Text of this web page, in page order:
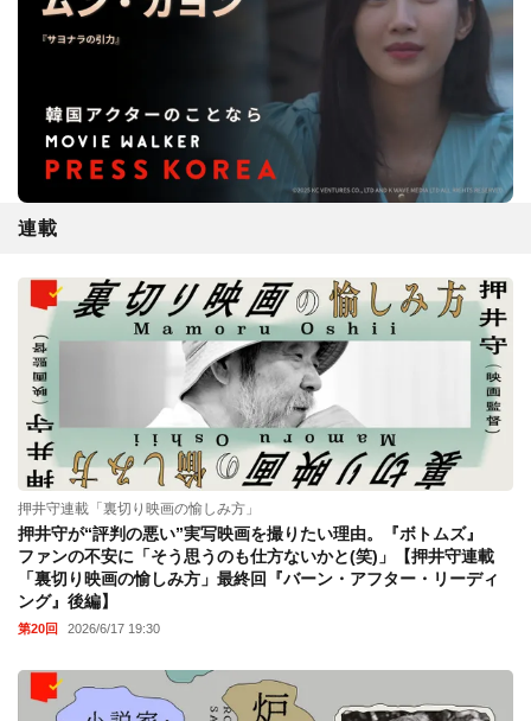
連載
押井守連載「裏切り映画の愉しみ方」
押井守が“評判の悪い”実写映画を撮りたい理由。『ボトムズ』
ファンの不安に「そう思うのも仕方ないかと(笑)」【押井守連載
「裏切り映画の愉しみ方」最終回『バーン・アフター・リーディ
ング』後編】
第20回 2026/6/17 19:30